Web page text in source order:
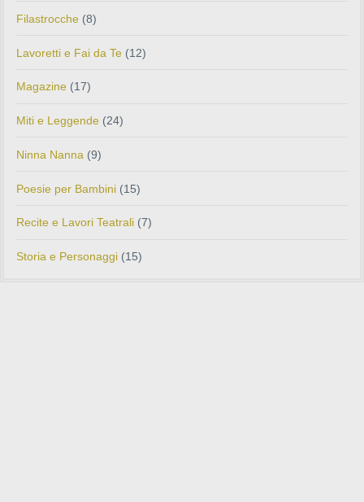
Filastrocche (8)
Lavoretti e Fai da Te (12)
Magazine (17)
Miti e Leggende (24)
Ninna Nanna (9)
Poesie per Bambini (15)
Recite e Lavori Teatrali (7)
Storia e Personaggi (15)